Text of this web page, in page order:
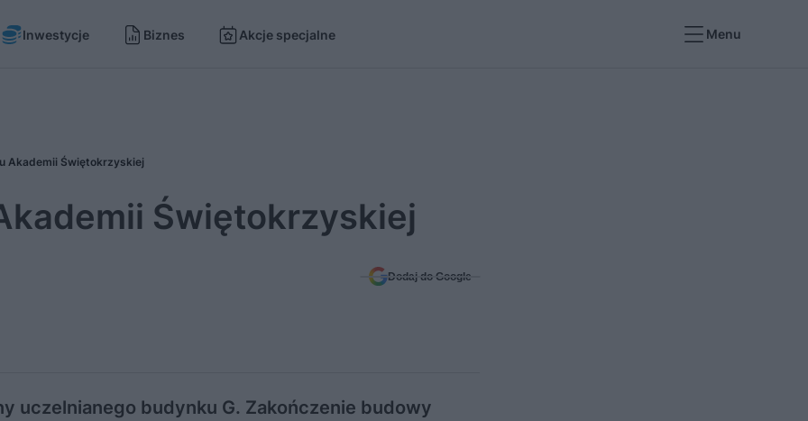
Inwestycje Biznes Akcje specjalne Menu
Akademii Świętokrzyskiej
Świętokrzyskiej
Dodaj do Google
uczelnianego budynku G. Zakończenie budowy